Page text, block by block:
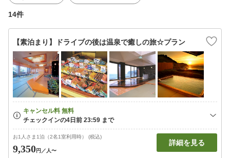
14件
【素泊まり】ドライブの後は温泉で癒しの旅☆プラン
お1人さま1泊（2名1室利用時） (税込)
9,350円 ／人〜
詳細を見る